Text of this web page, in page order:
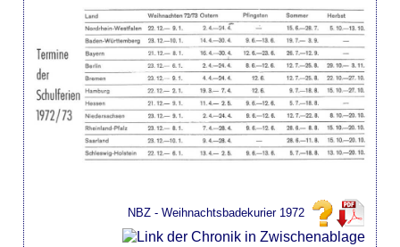
NBZ - Weihnachtsbadekurier 1972